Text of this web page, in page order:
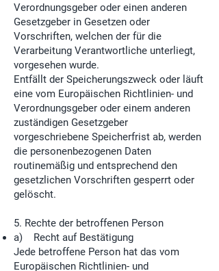
Verordnungsgeber oder einen anderen
Gesetzgeber in Gesetzen oder
Vorschriften, welchen der für die
Verarbeitung Verantwortliche unterliegt,
vorgesehen wurde.
Entfällt der Speicherungszweck oder läuft
eine vom Europäischen Richtlinien- und
Verordnungsgeber oder einem anderen
zuständigen Gesetzgeber
vorgeschriebene Speicherfrist ab, werden
die personenbezogenen Daten
routinemäßig und entsprechend den
gesetzlichen Vorschriften gesperrt oder
gelöscht.
5. Rechte der betroffenen Person
a) Recht auf Bestätigung
Jede betroffene Person hat das vom
Europäischen Richtlinien- und